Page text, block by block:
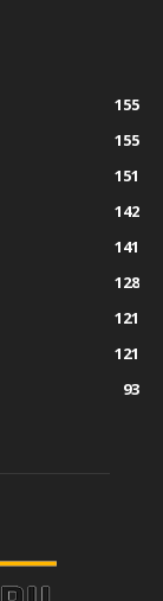
155
155
151
142
141
128
121
121
93